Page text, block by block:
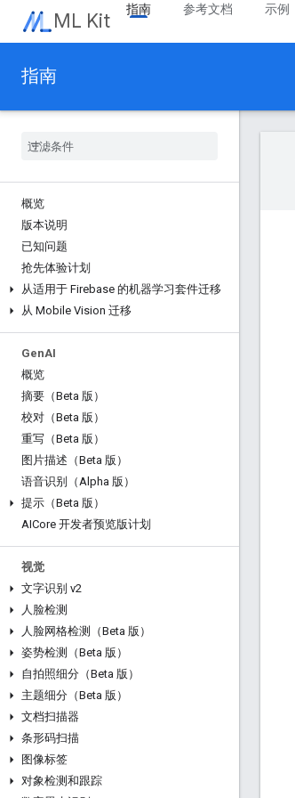
ML Kit 指南 参考文档 示例
指南
概览
版本说明
已知问题
抢先体验计划
从适用于 Firebase 的机器学习套件迁移
从 Mobile Vision 迁移
GenAI
概览
摘要（Beta 版）
校对（Beta 版）
重写（Beta 版）
图片描述（Beta 版）
语音识别（Alpha 版）
提示（Beta 版）
AICore 开发者预览版计划
视觉
文字识别 v2
人脸检测
人脸网格检测（Beta 版）
姿势检测（Beta 版）
自拍照细分（Beta 版）
主题细分（Beta 版）
文档扫描器
条形码扫描
图像标签
对象检测和跟踪